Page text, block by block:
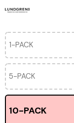
1-PACK
5-PACK
10-PACK